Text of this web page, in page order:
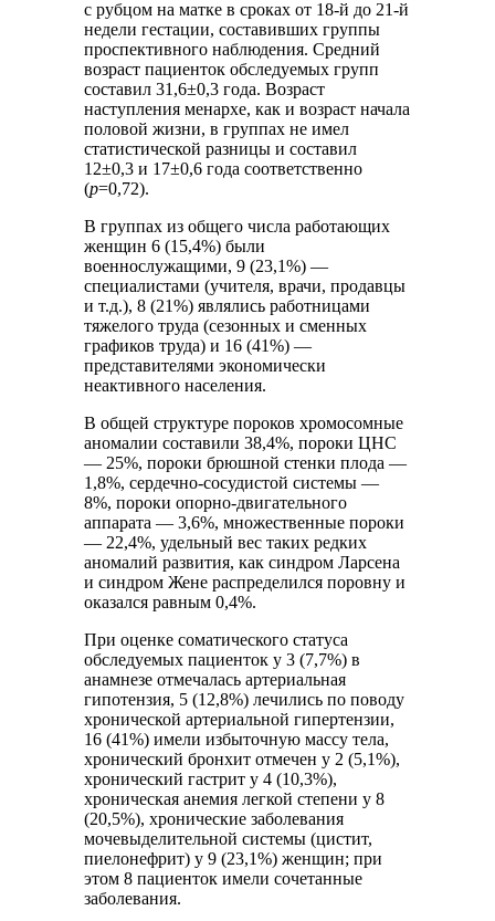
с рубцом на матке в сроках от 18-й до 21-й
недели гестации, составивших группы
проспективного наблюдения. Средний
возраст пациенток обследуемых групп
составил 31,6±0,3 года. Возраст
наступления менархе, как и возраст начала
половой жизни, в группах не имел
статистической разницы и составил
12±0,3 и 17±0,6 года соответственно
(p=0,72).
В группах из общего числа работающих
женщин 6 (15,4%) были
военнослужащими, 9 (23,1%) —
специалистами (учителя, врачи, продавцы
и т.д.), 8 (21%) являлись работницами
тяжелого труда (сезонных и сменных
графиков труда) и 16 (41%) —
представителями экономически
неактивного населения.
В общей структуре пороков хромосомные
аномалии составили 38,4%, пороки ЦНС
— 25%, пороки брюшной стенки плода —
1,8%, сердечно-сосудистой системы —
8%, пороки опорно-двигательного
аппарата — 3,6%, множественные пороки
— 22,4%, удельный вес таких редких
аномалий развития, как синдром Ларсена
и синдром Жене распределился поровну и
оказался равным 0,4%.
При оценке соматического статуса
обследуемых пациенток у 3 (7,7%) в
анамнезе отмечалась артериальная
гипотензия, 5 (12,8%) лечились по поводу
хронической артериальной гипертензии,
16 (41%) имели избыточную массу тела,
хронический бронхит отмечен у 2 (5,1%),
хронический гастрит у 4 (10,3%),
хроническая анемия легкой степени у 8
(20,5%), хронические заболевания
мочевыделительной системы (цистит,
пиелонефрит) у 9 (23,1%) женщин; при
этом 8 пациенток имели сочетанные
заболевания.